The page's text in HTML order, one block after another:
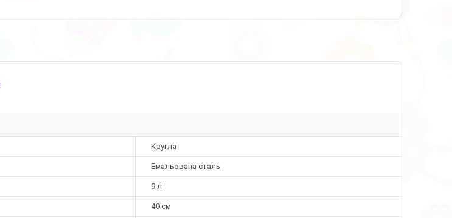
Кругла
Емальована сталь
9 л
40 см